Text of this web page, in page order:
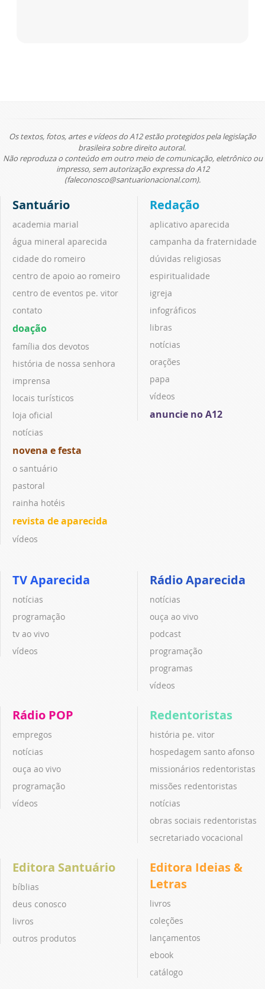
Os textos, fotos, artes e vídeos do A12 estão protegidos pela legislação
brasileira sobre direito autoral.
Não reproduza o conteúdo em outro meio de comunicação, eletrônico ou
impresso, sem autorização expressa do A12
(faleconosco@santuarionacional.com).
Santuário
academia marial
água mineral aparecida
cidade do romeiro
centro de apoio ao romeiro
centro de eventos pe. vitor
contato
doação
família dos devotos
história de nossa senhora
imprensa
locais turísticos
loja oficial
notícias
novena e festa
o santuário
pastoral
rainha hotéis
revista de aparecida
vídeos
Redação
aplicativo aparecida
campanha da fraternidade
dúvidas religiosas
espiritualidade
igreja
infográficos
libras
notícias
orações
papa
vídeos
anuncie no A12
TV Aparecida
notícias
programação
tv ao vivo
vídeos
Rádio Aparecida
notícias
ouça ao vivo
podcast
programação
programas
vídeos
Rádio POP
empregos
notícias
ouça ao vivo
programação
vídeos
Redentoristas
história pe. vitor
hospedagem santo afonso
missionários redentoristas
missões redentoristas
notícias
obras sociais redentoristas
secretariado vocacional
Editora Santuário
bíblias
deus conosco
livros
outros produtos
Editora Ideias &
Letras
livros
coleções
lançamentos
ebook
catálogo